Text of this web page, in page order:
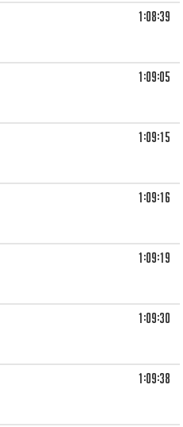
1:08:39
1:09:05
1:09:15
1:09:16
1:09:19
1:09:30
1:09:38